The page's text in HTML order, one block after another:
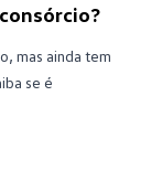
mas ainda tem
se é